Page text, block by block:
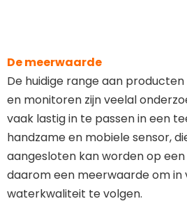
De meerwaarde
De huidige range aan
en monitoren zijn veelal
vaak lastig in te passen in een
handzame en mobiele sensor,
aangesloten kan worden op
daarom een meerwaarde om in
waterkwaliteit te volgen.